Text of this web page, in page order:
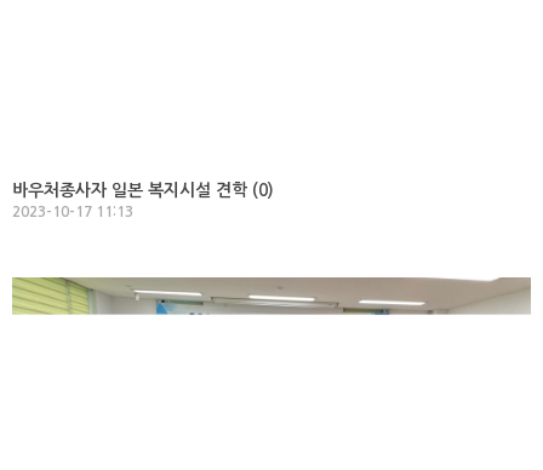
바우처종사자 일본 복지시설 견학 (0)
2023-10-17 11:13